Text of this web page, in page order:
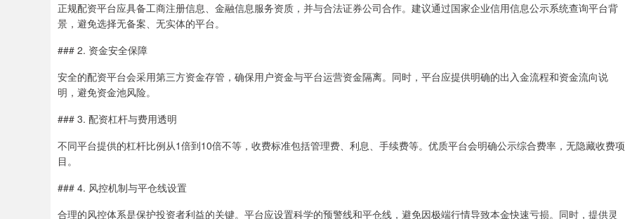
正规配资平台应具备工商注册信息、金融信息服务资质，并与合法证券公司合作。建议通过国家企业信用信息公示系统查询平台背
景，避免选择无备案、无实体的平台。
### 2. 资金安全保障
安全的配资平台会采用第三方资金存管，确保用户资金与平台运营资金隔离。同时，平台应提供明确的出入金流程和资金流向说
明，避免资金池风险。
### 3. 配资杠杆与费用透明
不同平台提供的杠杆比例从1倍到10倍不等，收费标准包括管理费、利息、手续费等。优质平台会明确公示综合费率，无隐藏收费项
目。
### 4. 风控机制与平仓线设置
合理的风控体系是保护投资者利益的关键。平台应设置科学的预警线和平仓线，避免因极端行情导致本金快速亏损。同时，提供灵